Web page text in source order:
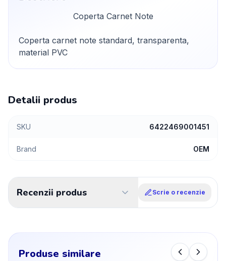
Coperta Carnet Note
Coperta carnet note standard, transparenta,
material PVC
Detalii produs
SKU 6422469001451
Brand OEM
Recenzii produs Scrie o recenzie
Produse similare